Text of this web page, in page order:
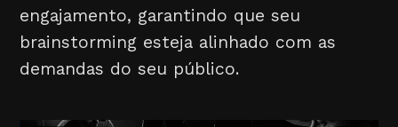
engajamento, garantindo que seu
brainstorming esteja alinhado com as
demandas do seu público.